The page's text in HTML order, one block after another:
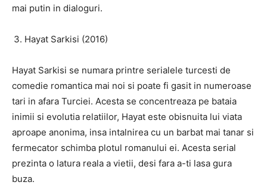
mai putin in dialoguri.
Hayat Sarkisi (2016)
Hayat Sarkisi se numara printre serialele turcesti de
comedie romantica mai noi si poate fi gasit in numeroase
tari in afara Turciei. Acesta se concentreaza pe bataia
inimii si evolutia relatiilor, Hayat este obisnuita lui viata
aproape anonima, insa intalnirea cu un barbat mai tanar si
fermecator schimba plotul romanului ei. Acesta serial
prezinta o latura reala a vietii, desi fara a-ti lasa gura
buza.